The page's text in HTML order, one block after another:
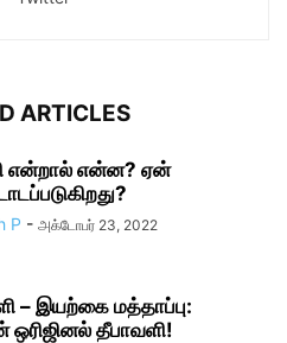
ARTICLES
என்றால் என்ன? ஏன்
P - அக்டோபர் 23, 2022
– இயற்கை மத்தாப்பு:
ஒரிஜினல் தீபாவளி!